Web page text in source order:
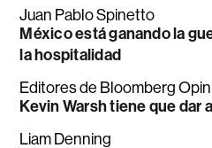
Juan Pablo Spinetto
México está ganando la
la hospitalidad
Editores de Bloomberg
Kevin Warsh tiene que dar
Liam Denning